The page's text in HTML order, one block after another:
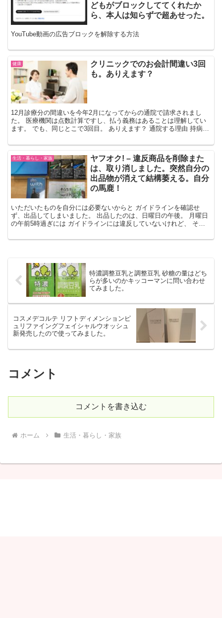
どもがブロックしててくれたか
ら、本人は知らずで超あせった。
YouTube動画の広告ブロックを解除する方法
健康
クリニックでのお会計間違い3回
も。ありえます？
12月診療分の間違いを今年2月になってからの通院で請求されまし
た。 医療機関は点数計算ですし、払う義務はあることは理解してい
ます。 でも、同じとこで3回目。 ありえます？ 通院する理由 持病の
生活・暮らし・家族
ヤフオク! – 違反商品を削除また
は、取り消しました。突然自分の
出品物が消えて結構萎える。自分
の馬鹿！
いただいたものを自分には必要ないからと ガイドラインを確認せ
ず、出品してしまいました。 出品したのは、日曜日の午後。 月曜日
の午前5時過ぎには ガイドラインには違反していないけれど、 それ
特濃調整豆乳と調整豆乳 砂糖の量はどち
らが多いのかキッコーマンに問い合わせ
てみました。
コスメデコルテ リフトディメンションピ
ュリファイングフェイシャルウオッシュ
新発売したので使ってみました。
コメント
コメントを書き込む
ホーム 生活・暮らし・家族